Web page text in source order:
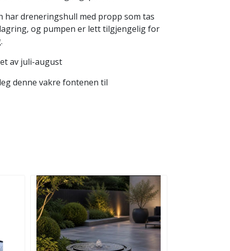
har dreneringshull med propp som tas
og pumpen er lett tilgjengelig for
av juli-august
denne vakre fontenen til